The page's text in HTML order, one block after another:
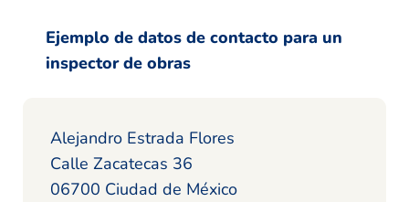
Ejemplo de datos de contacto para un
inspector de obras
Alejandro Estrada Flores
Calle Zacatecas 36
06700 Ciudad de México